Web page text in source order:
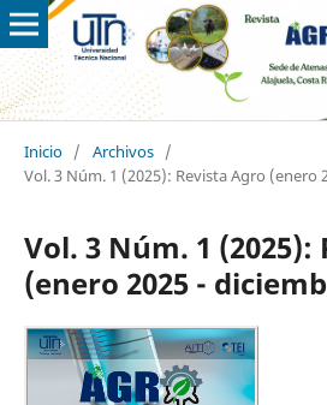
Inicio / Archivos /
Vol. 3 Núm. 1 (2025): Revista Agro (enero
Vol. 3 Núm. 1
(enero 2025 -